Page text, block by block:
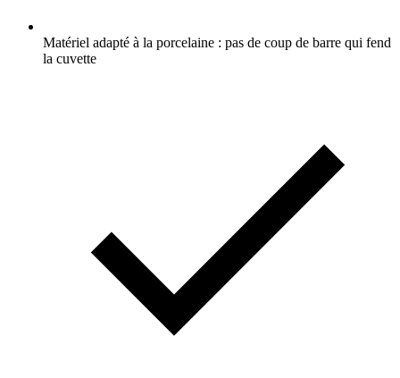
Matériel adapté à la porcelaine : pas de coup de barre qui fend
la cuvette